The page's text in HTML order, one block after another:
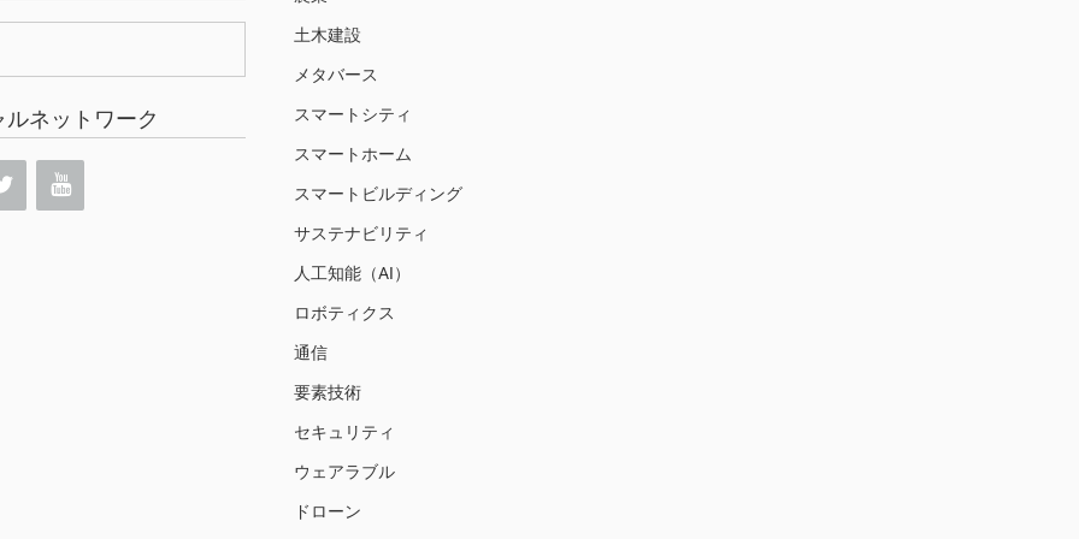
ルネットワーク
土木建設
メタバース
スマートシティ
スマートホーム
スマートビルディング
サステナビリティ
人工知能（AI）
ロボティクス
通信
要素技術
セキュリティ
ウェアラブル
ドローン